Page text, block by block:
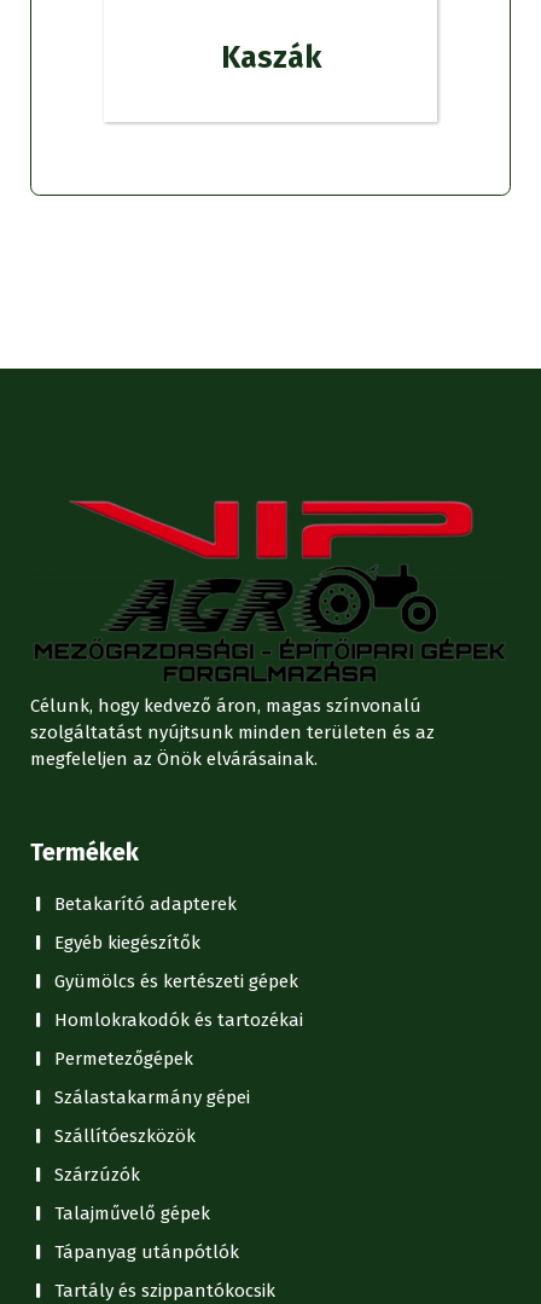
Kaszák
Célunk, hogy kedvező áron, magas színvonalú
szolgáltatást nyújtsunk minden területen és az
megfeleljen az Önök elvárásainak.
Termékek
Betakarító adapterek
Egyéb kiegészítők
Gyümölcs és kertészeti gépek
Homlokrakodók és tartozékai
Permetezőgépek
Szálastakarmány gépei
Szállítóeszközök
Szárzúzók
Talajművelő gépek
Tápanyag utánpótlók
Tartály és szippantókocsik